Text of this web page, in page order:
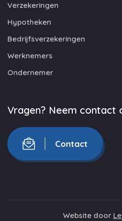
Verzekeringen
Hypotheken
Bedrijfsverzekeringen
Werknemers
Ondernemer
Vragen? Neem contact
Contact
Website door